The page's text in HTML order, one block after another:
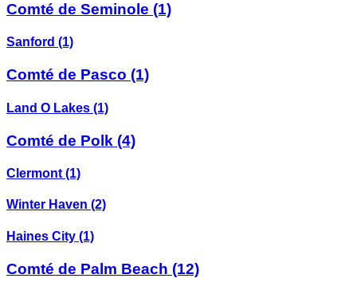
Comté de Seminole (1)
Sanford (1)
Comté de Pasco (1)
Land O Lakes (1)
Comté de Polk (4)
Clermont (1)
Winter Haven (2)
Haines City (1)
Comté de Palm Beach (12)